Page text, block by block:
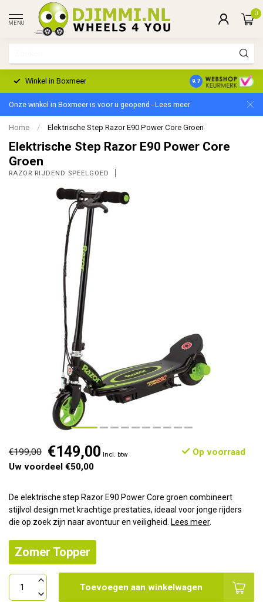
MENU
0
Winkel in Boxmeer 2 Jaar Garantie
9.7
Onze winkel in Boxmeer is voor u geopend - Lees meer
Home / Elektrische Step Razor E90 Power Core Groen
Elektrische Step Razor E90 Power Core
Groen
RAZOR RIJDEND SPEELGOED
€199,00 €149,00 Incl. btw
Op voorraad
Uw voordeel €50,00
De elektrische step Razor E90 Power Core groen combineert
stijlvol design met krachtige prestaties, ideaal voor jonge rijders
die op zoek zijn naar avontuur en veiligheid.
Lees meer.
Zomer Topper
Toevoegen aan winkelwagen